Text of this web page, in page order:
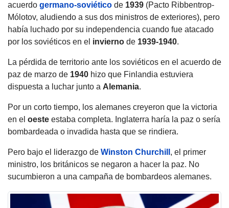
acuerdo germano-soviético de 1939 (Pacto Ribbentrop-
Mólotov, aludiendo a sus dos ministros de exteriores), pero
había luchado por su independencia cuando fue atacado
por los soviéticos en el invierno de 1939-1940.
La pérdida de territorio ante los soviéticos en el acuerdo de
paz de marzo de 1940 hizo que Finlandia estuviera
dispuesta a luchar junto a Alemania.
Por un corto tiempo, los alemanes creyeron que la victoria
en el oeste estaba completa. Inglaterra haría la paz o sería
bombardeada o invadida hasta que se rindiera.
Pero bajo el liderazgo de Winston Churchill , el primer
ministro, los británicos se negaron a hacer la paz. No
sucumbieron a una campaña de bombardeos alemanes.